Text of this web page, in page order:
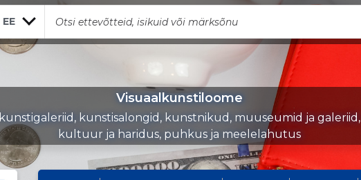
EE
Visuaalkunstiloome
kunstigaleriid, kunstisalongid, kunstnikud, muuseumid ja galeriid,
kultuur ja haridus, puhkus ja meelelahutus